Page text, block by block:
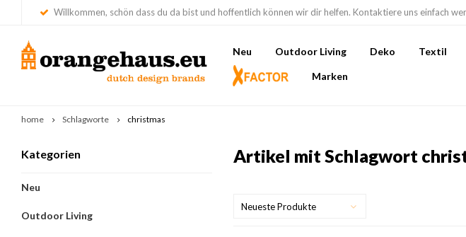
Willkommen, schön dass du da bist und hoffentlich können wir dir helfen. Kontaktiere uns einfach
Neu Outdoor Living Deko Textil
Marken
home Schlagworte christmas
Kategorien
Neu
Outdoor Living
Artikel mit Schlagwort
Neueste Produkte